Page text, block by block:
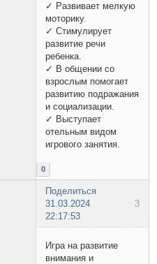
✓ Развивает мелкую
моторику.
✓ Стимулирует
развитие речи
ребенка.
✓ В общении со
взрослым помогает
развитию подражания
и социализации.
✓ Выступает
отельным видом
игрового занятия.
0
Поделиться
3
31.03.2024
22:17:53
Игра на развитие
внимания и